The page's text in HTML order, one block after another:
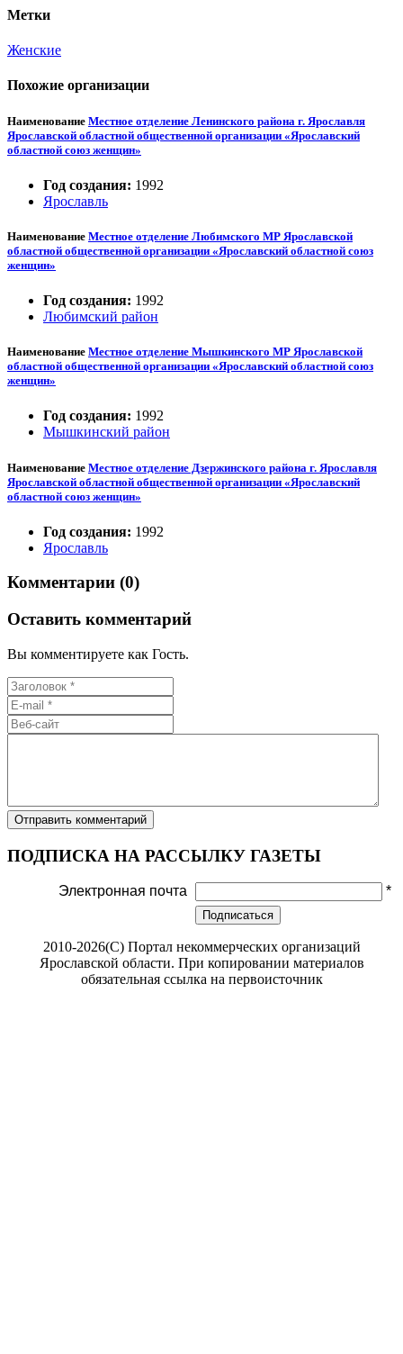
Метки
Женские
Похожие организации
Наименование Местное отделение Ленинского района г. Ярославля
Ярославской областной общественной организации «Ярославский
областной союз женщин»
Год создания: 1992
Ярославль
Наименование Местное отделение Любимского МР Ярославской
областной общественной организации «Ярославский областной союз
женщин»
Год создания: 1992
Любимский район
Наименование Местное отделение Мышкинского МР Ярославской
областной общественной организации «Ярославский областной союз
женщин»
Год создания: 1992
Мышкинский район
Наименование Местное отделение Дзержинского района г. Ярославля
Ярославской областной общественной организации «Ярославский
областной союз женщин»
Год создания: 1992
Ярославль
Комментарии (0)
Оставить комментарий
Вы комментируете как Гость.
ПОДПИСКА НА РАССЫЛКУ ГАЗЕТЫ
Электронная почта *
Подписаться
2010-2026(С) Портал некоммерческих организаций
Ярославской области. При копировании материалов
обязательная ссылка на первоисточник